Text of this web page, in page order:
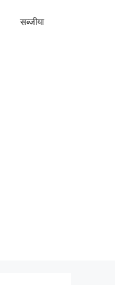
सब्जीया